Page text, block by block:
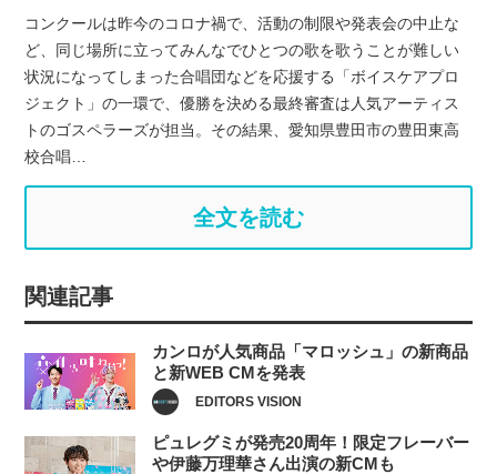
コンクールは昨今のコロナ禍で、活動の制限や発表会の中止な
ど、同じ場所に立ってみんなでひとつの歌を歌うことが難しい
状況になってしまった合唱団などを応援する「ボイスケアプロ
ジェクト」の一環で、優勝を決める最終審査は人気アーティス
トのゴスペラーズが担当。その結果、愛知県豊田市の豊田東高
校合唱…
全文を読む
関連記事
カンロが人気商品「マロッシュ」の新商品
と新WEB CMを発表
EDITORS VISION
ピュレグミが発売20周年！限定フレーバー
や伊藤万理華さん出演の新CMも